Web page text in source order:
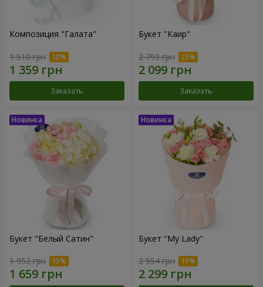
Композиция "Галата"
1 510 грн
Заказать
Букет "Каир"
2 799 грн
Заказать
Букет "Белый Сатин"
1 952 грн
Букет "My Lady"
2 554 грн